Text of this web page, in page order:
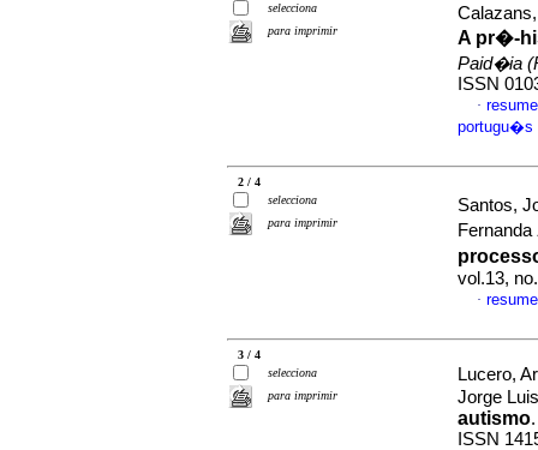
selecciona
para imprimir
A pr�-
Paid�ia
ISSN
·
portugu�s
2 / 4
selecciona
para imprimir
Santos,
Fernanda
vol.13,
·
3 / 4
selecciona
para imprimir
Lucero,
Jorge
autismo
ISSN